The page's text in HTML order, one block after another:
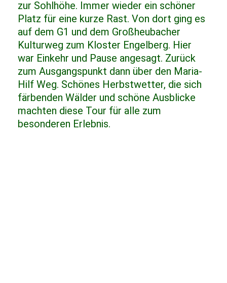
zur Sohlhöhe. Immer wieder ein schöner
Platz für eine kurze Rast. Von dort ging es
auf dem G1 und dem Großheubacher
Kulturweg zum Kloster Engelberg. Hier
war Einkehr und Pause angesagt. Zurück
zum Ausgangspunkt dann über den Maria-
Hilf Weg. Schönes Herbstwetter, die sich
färbenden Wälder und schöne Ausblicke
machten diese Tour für alle zum
besonderen Erlebnis.